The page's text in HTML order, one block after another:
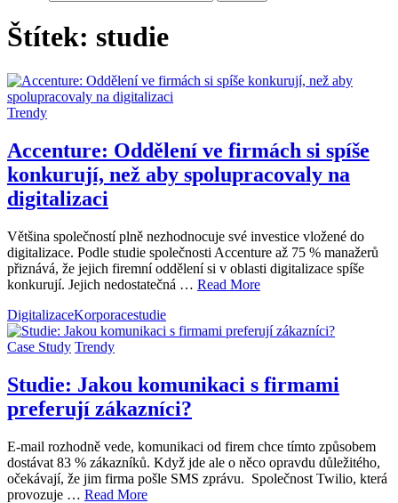
Štítek: studie
Trendy
Accenture: Oddělení ve firmách si spíše
konkurují, než aby spolupracovaly na
digitalizaci
Většina společností plně nezhodnocuje své investice vložené do
digitalizace. Podle studie společnosti Accenture až 75 % manažerů
přiznává, že jejich firemní oddělení si v oblasti digitalizace spíše
konkurují. Jejich nedostatečná … Read More
DigitalizaceKorporacestudie
Case Study Trendy
Studie: Jakou komunikaci s firmami
preferují zákazníci?
E-mail rozhodně vede, komunikaci od firem chce tímto způsobem
dostávat 83 % zákazníků. Když jde ale o něco opravdu důležitého,
očekávají, že jim firma pošle SMS zprávu. Společnost Twilio, která
provozuje … Read More